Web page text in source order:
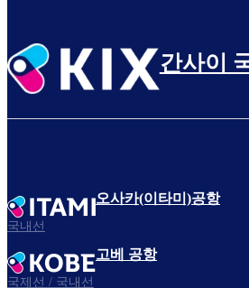
간사이
오사카(이타미)공항
국내선
고베 공항
국제선 / 국내선